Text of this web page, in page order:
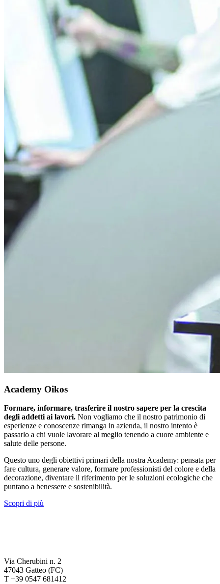
Academy Oikos
Formare, informare, trasferire il nostro sapere per la crescita
degli addetti ai lavori. Non vogliamo che il nostro patrimonio di
esperienze e conoscenze rimanga in azienda, il nostro intento è
passarlo a chi vuole lavorare al meglio tenendo a cuore ambiente e
salute delle persone.
Questo uno degli obiettivi primari della nostra Academy: pensata per
fare cultura, generare valore, formare professionisti del colore e della
decorazione, diventare il riferimento per le soluzioni ecologiche che
puntano a benessere e sostenibilità.
Scopri di più
Via Cherubini n. 2
47043 Gatteo (FC)
T +39 0547 681412